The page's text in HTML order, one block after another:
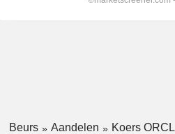
Beurs Aandelen
Koers ORCL